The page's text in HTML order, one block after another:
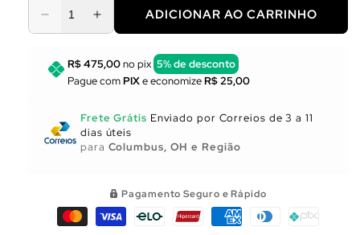
Diminuir
a
de
Utensílios
Cozinha
Aumentar
a
quantidade
de
Utensílios
Cozinha
ADICIONAR AO CARRINHO
R$ 475,00no pix 5% de desconto
Pague comPIXe economizeR$ 25,00
Frete Grátis Enviado por Correios de 3 a 11
dias úteis
para Columbus, OH e Região
Pagamento Seguro e Rápido